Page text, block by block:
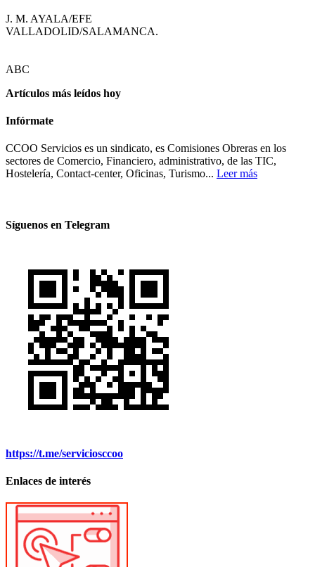
J. M. AYALA/EFE
VALLADOLID/SALAMANCA.
ABC
Artículos más leídos hoy
Infórmate
CCOO Servicios es un sindicato, es Comisiones Obreras en los
sectores de Comercio, Financiero, administrativo, de las TIC,
Hostelería, Contact-center, Oficinas, Turismo... Leer más
Síguenos en Telegram
https://t.me/serviciosccoo
Enlaces de interés